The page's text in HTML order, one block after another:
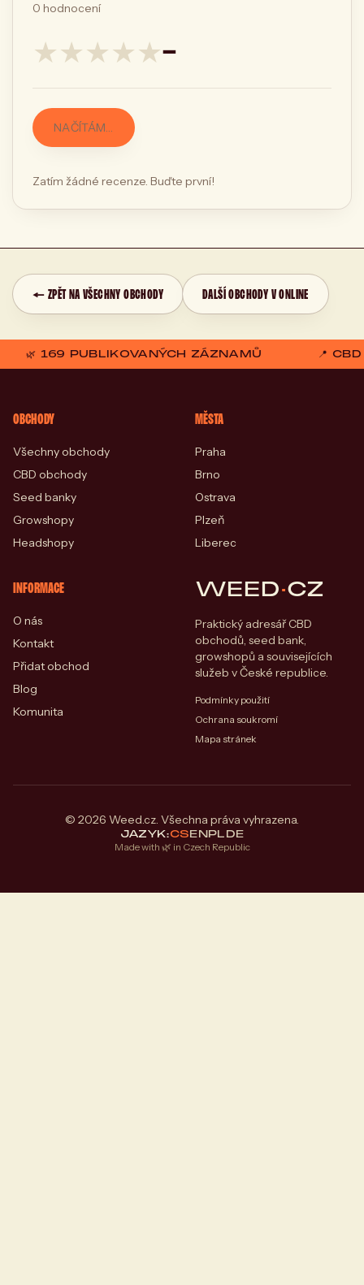
0 hodnocení
★★★★★—
NAČÍTÁM…
Zatím žádné recenze. Buďte první!
← ZPĚT NA VŠECHNY OBCHODY DALŠÍ OBCHODY V ONLINE
🌿 169 PUBLIKOVANÝCH ZÁZNAMŮ 📍
OBCHODY
Všechny obchody
CBD obchody
Seed banky
Growshopy
Headshopy
MĚSTA
Praha
Brno
Ostrava
Plzeň
Liberec
INFORMACE
O nás
Kontakt
Přidat obchod
Blog
Komunita
WEED·CZ
Praktický adresář CBD
obchodů, seed bank,
growshopů a souvisejících
služeb v České republice.
Podmínky použití
Ochrana soukromí
Mapa stránek
© 2026 Weed.cz. Všechna práva vyhrazena.
JAZYK:CSENPLDE
Made with 🌿 in Czech Republic